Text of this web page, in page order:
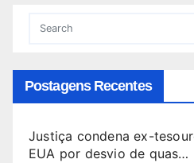
Postagens Recentes
Justiça condena ex-
EUA por desvio de quas…